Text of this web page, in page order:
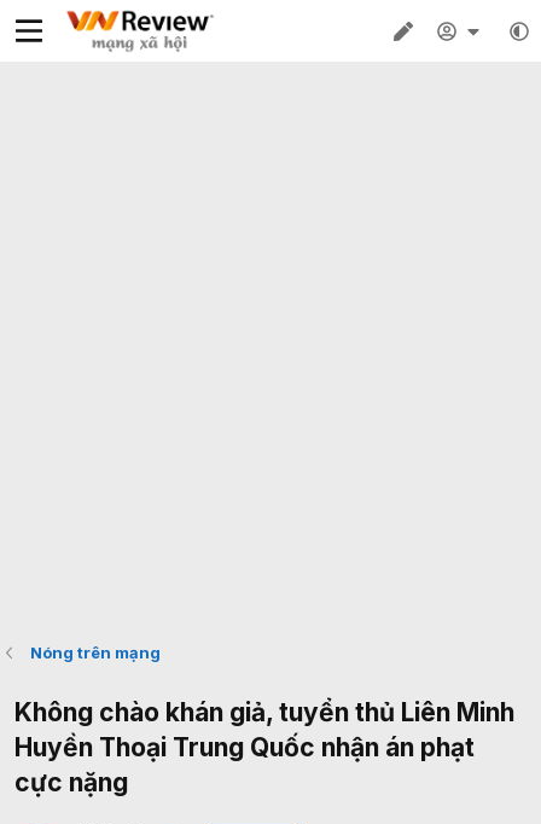
Nóng trên mạng
Không chào khán giả, tuyển thủ Liên Minh
Huyền Thoại Trung Quốc nhận án phạt
cực nặng